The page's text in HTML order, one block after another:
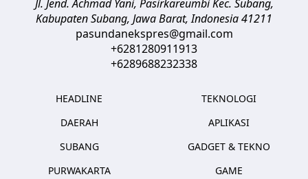
Jl. Jend. Achmad Yani, Pasirkareumbi Kec. Subang,
Kabupaten Subang, Jawa Barat,Indonesia41211
pasundanekspres@gmail.com
+6281280911913
+6289688232338
HEADLINE
DAERAH
SUBANG
PURWAKARTA
TEKNOLOGI
APLIKASI
GADGET & TEKNO
GAME